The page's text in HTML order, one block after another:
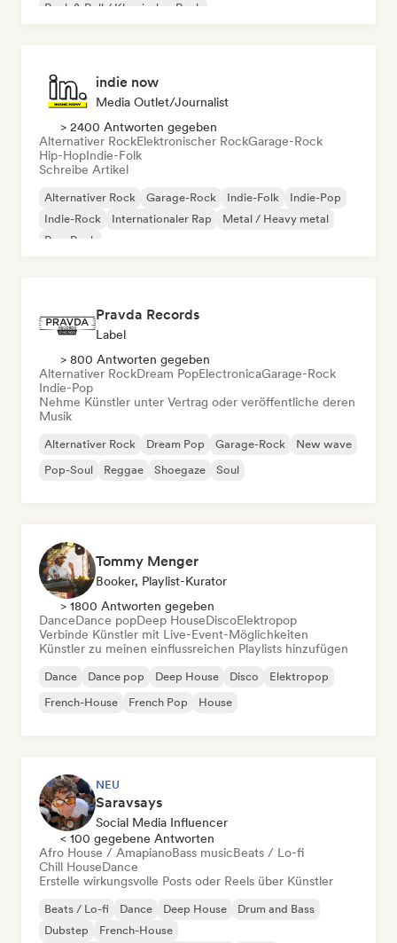
Rock & Roll / Klassischer Rock
indie now
Media Outlet/Journalist
> 2400 Antworten gegeben
Alternativer RockElektronischer RockGarage-Rock
Hip-HopIndie-Folk
Schreibe Artikel
Alternativer Rock Garage-Rock Indie-Folk
Indie-Pop
Indie-Rock
Internationaler Rap
Metal / Heavy metal
Pop-Rock
Pravda Records
Label
> 800 Antworten gegeben
Alternativer RockDream PopElectronicaGarage-Rock
Indie-Pop
Nehme Künstler unter Vertrag oder veröffentliche deren
Musik
Alternativer Rock Dream Pop Garage-Rock
New wave
Pop-Soul
Reggae Shoegaze Soul
Tommy Menger
Booker, Playlist-Kurator
> 1800 Antworten gegeben
DanceDance popDeep HouseDiscoElektropop
Verbinde Künstler mit Live-Event-Möglichkeiten
Künstler zu meinen einflussreichen Playlists hinzufügen
Dance Dance pop Deep House Disco
Elektropop
French-House
French Pop House
NEU
Saravsays
Social Media Influencer
< 100 gegebene Antworten
Afro House / AmapianoBass musicBeats / Lo-fi
Chill HouseDance
Erstelle wirkungsvolle Posts oder Reels über Künstler
Beats / Lo-fi Dance Deep House
Drum and Bass
Dubstep
French-House